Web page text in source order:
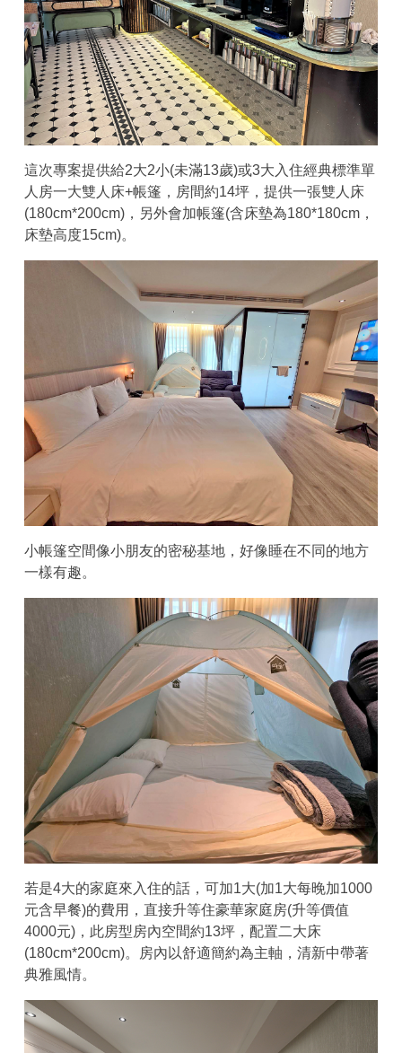
這次專案提供給2大2小(未滿13歲)或3大入住經典標準單
人房一大雙人床+帳篷，房間約14坪，提供一張雙人床
(180cm*200cm)，另外會加帳篷(含床墊為180*180cm，
床墊高度15cm)。
小帳篷空間像小朋友的密秘基地，好像睡在不同的地方
一樣有趣。
若是4大的家庭來入住的話，可加1大(加1大每晚加1000
元含早餐)的費用，直接升等住豪華家庭房(升等價值
4000元)，此房型房內空間約13坪，配置二大床
(180cm*200cm)。房內以舒適簡約為主軸，清新中帶著
典雅風情。